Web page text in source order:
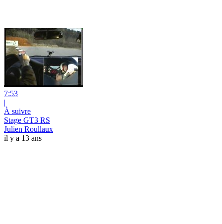
7:53
|
À suivre
Stage GT3 RS
Julien Roullaux
il y a 13 ans